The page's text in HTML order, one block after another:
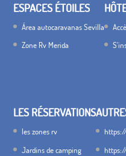
ESPACES ÉTOILES
Área autocaravanas Sevilla
Zone Rv Merida
LES RÉSERVATIONS
les zones rv
Jardins de camping